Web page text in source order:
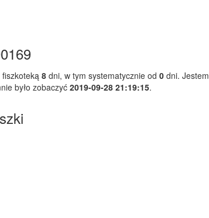
8 dni, w tym systematycznie od 0 dni. Jestem
było zobaczyć 2019-09-28 21:19:15.